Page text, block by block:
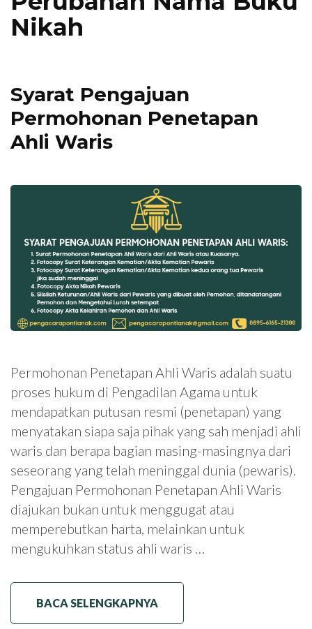
Nikah
Syarat Pengajuan
Permohonan Penetapan
Ahli Waris
Permohonan Penetapan Ahli Waris adalah suatu
proses hukum di Pengadilan Agama untuk
mendapatkan putusan resmi (penetapan) yang
menyatakan siapa saja pihak yang sah menjadi ahli
waris dan berapa bagian masing-masingnya dari
seseorang yang telah meninggal dunia (pewaris).
Pengajuan Permohonan Penetapan Ahli Waris
diajukan bukan untuk menggugat atau
memperebutkan harta, melainkan untuk
mengukuhkan status ahli waris …
BACA SELENGKAPNYA